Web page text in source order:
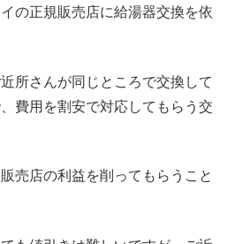
の正規販売店に給湯器交換を依
所さんが同じところで交換して
費用を割安で対応してもらう交
売店の利益を削ってもらうこと